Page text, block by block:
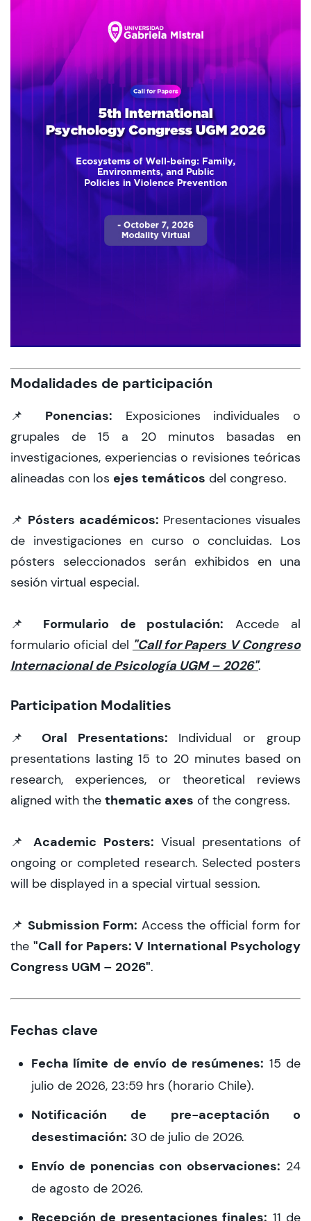
Modalidades de participación
📌 Ponencias: Exposiciones individuales o
grupales de 15 a 20 minutos basadas en
investigaciones, experiencias o revisiones teóricas
alineadas con los ejes temáticos del congreso.
📌 Pósters académicos: Presentaciones visuales
de investigaciones en curso o concluidas. Los
pósters seleccionados serán exhibidos en una
sesión virtual especial.
📌 Formulario de postulación: Accede al
formulario oficial del "Call for Papers V Congreso
Internacional de Psicología UGM – 2026".
Participation Modalities
📌 Oral Presentations: Individual or group
presentations lasting 15 to 20 minutes based on
research, experiences, or theoretical reviews
aligned with the thematic axes of the congress.
📌Academic Posters: Visual presentations of
ongoing or completed research. Selected posters
will be displayed in a special virtual session.
📌 Submission Form: Access the official form for
the "Call for Papers: V International Psychology
Congress UGM – 2026".
Fechas clave
Fecha límite de envío de resúmenes: 15 de
julio de 2026, 23:59 hrs (horario Chile).
Notificación de pre-aceptación o
desestimación: 30 de julio de 2026.
Envío de ponencias con observaciones: 24
de agosto de 2026.
Recepción de presentaciones finales: 11 de